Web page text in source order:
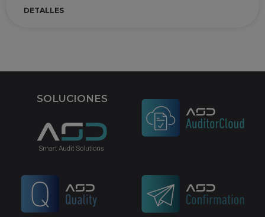
DETALLES
SOLUCIONES